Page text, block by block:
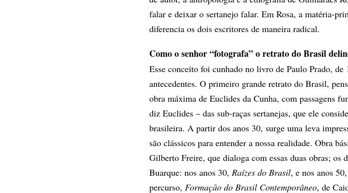
falar e deixar o sertanejo falar. Em Rosa, a matéria-
diferencia os dois escritores de maneira radical.
Como o senhor “fotografa” o retrato do Brasil
Esse conceito foi cunhado no livro de Paulo Prado, de
antecedentes. O primeiro grande retrato do Brasil,
obra máxima de Euclides da Cunha, com passagens
diz Euclides – das sub-raças sertanejas, que ele
brasileira. A partir dos anos 30, surge uma leva
são clássicos para entender a nossa realidade. Obra
Gilberto Freire, que dialoga com essas duas obras; os
Buarque: nos anos 30, Raízes do Brasil, e nos anos 50,
percurso, Formação do Brasil Contemporâneo, de